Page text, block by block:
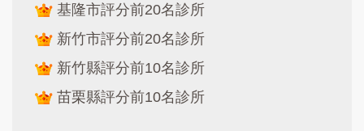
基隆市評分前20名診所
新竹市評分前20名診所
新竹縣評分前10名診所
苗栗縣評分前10名診所